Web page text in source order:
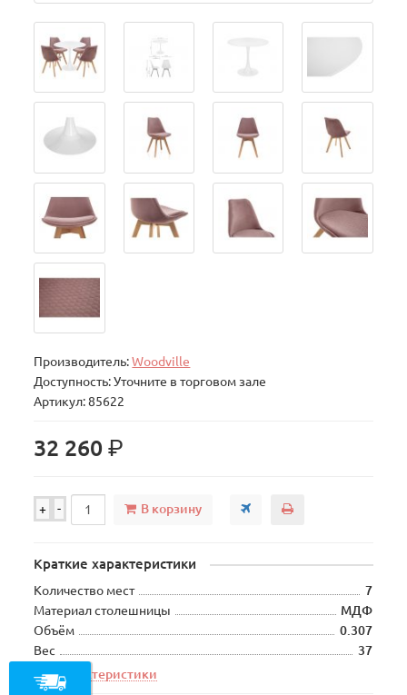
Производитель:Woodville
Доступность: Уточните в торговом зале
Артикул: 85622
32 260р.
+ - В корзину
Краткие характеристики
Количество мест
7
Материал столешницы
МДФ
Объём
0.307
Вес
37
Все характеристики